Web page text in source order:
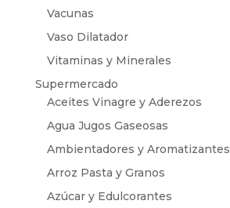
Vacunas
Vaso Dilatador
Vitaminas y Minerales
Supermercado
Aceites Vinagre y Aderezos
Agua Jugos Gaseosas
Ambientadores y Aromatizantes
Arroz Pasta y Granos
Azúcar y Edulcorantes